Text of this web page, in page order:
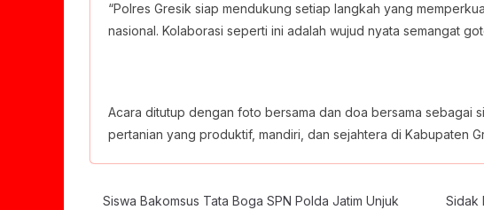
“Polres Gresik siap mendukung setiap langkah yang
nasional. Kolaborasi seperti ini adalah wujud nyata semangat
Acara ditutup dengan foto bersama dan doa bersama sebagai
pertanian yang produktif, mandiri, dan sejahtera di Kabupaten
Siswa Bakomsus Tata Boga SPN Polda Jatim Unjuk
Sidak